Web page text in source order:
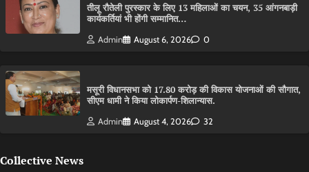
तीलू रौतेली पुरस्कार के लिए 13 महिलाओं का चयन, 35 आंगनबाड़ी
कार्यकर्तियां भी होंगी सम्मानित…
Admin August 6, 2026 0
मसूरी विधानसभा को 17.80 करोड़ की विकास योजनाओं की सौगात,
सीएम धामी ने किया लोकार्पण-शिलान्यास.
Admin August 4, 2026 32
Collective News